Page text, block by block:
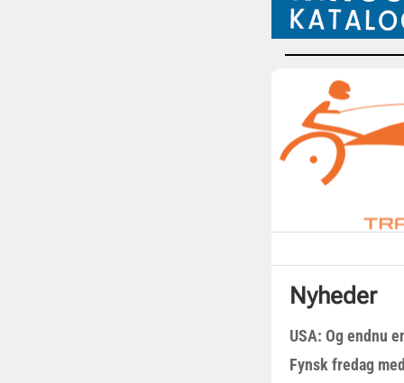
Nyheder
USA: Og endnu
Fynsk fredag